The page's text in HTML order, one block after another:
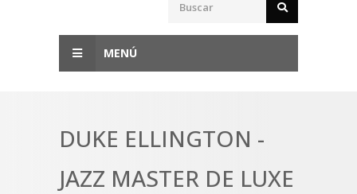
MENÚ
DUKE ELLINGTON -
JAZZ MASTER DE LUXE